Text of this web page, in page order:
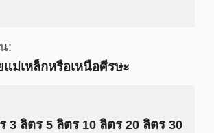
:
ม่เหล็กหรือเหนือศีรษะ
3 ลิตร 5 ลิตร 10 ลิตร 20 ลิตร 30